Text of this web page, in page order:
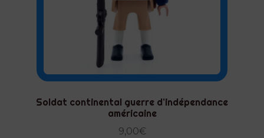
Soldat continental guerre d’indépendance
américaine
9,00€